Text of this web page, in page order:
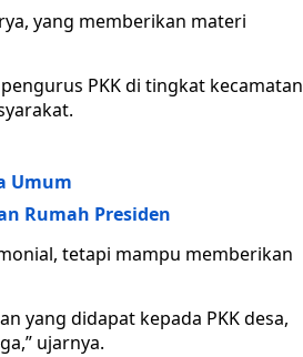
yang memberikan materi
PKK di tingkat kecamatan
Umum
Rumah Presiden
tetapi mampu memberikan
yang didapat kepada PKK desa,
ujarnya.